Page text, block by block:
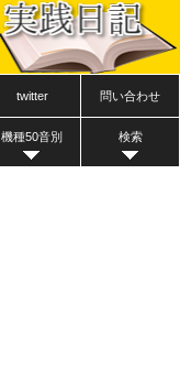
twitter 問い合わせ
機種50音別 検索